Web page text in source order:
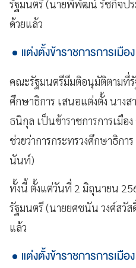
รัฐมนตรี (นายพิพัฒน์ รัชกิจปร
ด้วยแล้ว
แต่งตั้งข้าราชการการเมื
คณะรัฐมนตรีมีมติอนุมัติตามที่รั
ศึกษาธิการ เสนอแต่งตั้ง นางส
ธนิกุล เป็นข้าราชการการเมื
ช่วยว่าการกระทรวงศึกษาธิก
นันท์)
ทั้งนี้ ตั้งแต่วันที่ 2 มิถุนายน
รัฐมนตรี (นายยศชนัน วงศ์สวั
แล้ว
แต่งตั้งข้าราชการการเมือ